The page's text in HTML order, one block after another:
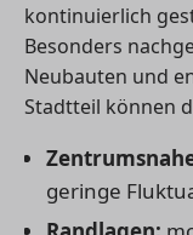
kontinuierlich
Besonders
Neubauten und
Stadtteil können
geringe